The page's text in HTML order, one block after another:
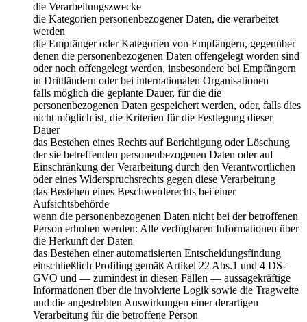
die Verarbeitungszwecke
die Kategorien personenbezogener Daten, die verarbeitet
werden
die Empfänger oder Kategorien von Empfängern, gegenüber
denen die personenbezogenen Daten offengelegt worden sind
oder noch offengelegt werden, insbesondere bei Empfängern
in Drittländern oder bei internationalen Organisationen
falls möglich die geplante Dauer, für die die
personenbezogenen Daten gespeichert werden, oder, falls dies
nicht möglich ist, die Kriterien für die Festlegung dieser
Dauer
das Bestehen eines Rechts auf Berichtigung oder Löschung
der sie betreffenden personenbezogenen Daten oder auf
Einschränkung der Verarbeitung durch den Verantwortlichen
oder eines Widerspruchsrechts gegen diese Verarbeitung
das Bestehen eines Beschwerderechts bei einer
Aufsichtsbehörde
wenn die personenbezogenen Daten nicht bei der betroffenen
Person erhoben werden: Alle verfügbaren Informationen über
die Herkunft der Daten
das Bestehen einer automatisierten Entscheidungsfindung
einschließlich Profiling gemäß Artikel 22 Abs.1 und 4 DS-
GVO und — zumindest in diesen Fällen — aussagekräftige
Informationen über die involvierte Logik sowie die Tragweite
und die angestrebten Auswirkungen einer derartigen
Verarbeitung für die betroffene Person